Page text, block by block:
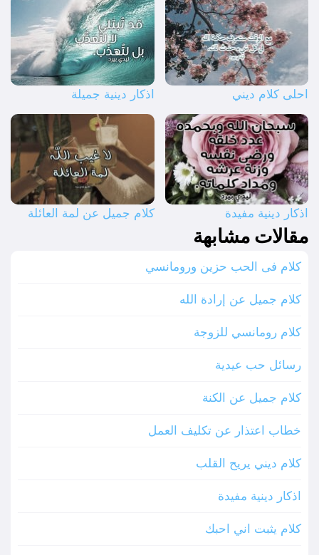
احلى كلام ديني اذكار دينية جميلة
اذكار دينية مفيدة كلام جميل عن لمة العائلة
مقالات مشابهة
كلام فى الحب حزين ورومانسي
كلام جميل عن إرادة الله
كلام رومانسي للزوجة
رسائل حب عيدية
كلام جميل عن الكنة
خطاب اعتذار عن تكليف العمل
كلام ديني يريح القلب
اذكار دينية مفيدة
كلام يثبت اني احبك